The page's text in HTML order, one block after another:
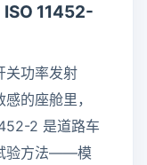
ISO 11452-
关功率发射
的座舱里，
2 是道路车
验方法——模